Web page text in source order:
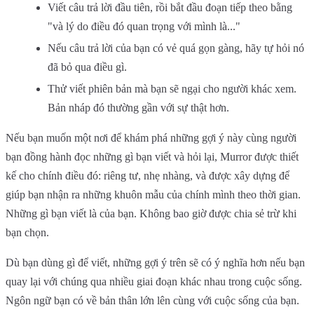
Viết câu trả lời đầu tiên, rồi bắt đầu đoạn tiếp theo bằng
"và lý do điều đó quan trọng với mình là..."
Nếu câu trả lời của bạn có vẻ quá gọn gàng, hãy tự hỏi nó
đã bỏ qua điều gì.
Thử viết phiên bản mà bạn sẽ ngại cho người khác xem.
Bản nháp đó thường gần với sự thật hơn.
Nếu bạn muốn một nơi để khám phá những gợi ý này cùng người
bạn đồng hành đọc những gì bạn viết và hỏi lại, Murror được thiết
kế cho chính điều đó: riêng tư, nhẹ nhàng, và được xây dựng để
giúp bạn nhận ra những khuôn mẫu của chính mình theo thời gian.
Những gì bạn viết là của bạn. Không bao giờ được chia sẻ trừ khi
bạn chọn.
Dù bạn dùng gì để viết, những gợi ý trên sẽ có ý nghĩa hơn nếu bạn
quay lại với chúng qua nhiều giai đoạn khác nhau trong cuộc sống.
Ngôn ngữ bạn có về bản thân lớn lên cùng với cuộc sống của bạn.